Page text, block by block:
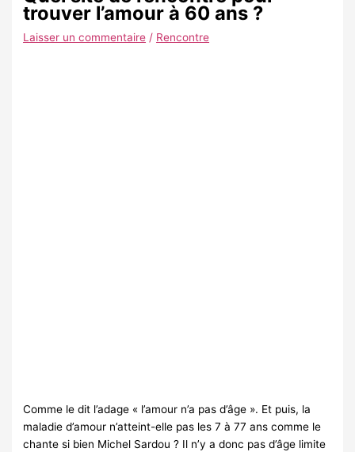
trouver l’amour à 60 ans ?
Laisser un commentaire / Rencontre
Comme le dit l’adage « l’amour n’a pas d’âge ». Et puis, la
maladie d’amour n’atteint-elle pas les 7 à 77 ans comme le
chante si bien Michel Sardou ? Il n’y a donc pas d’âge limite